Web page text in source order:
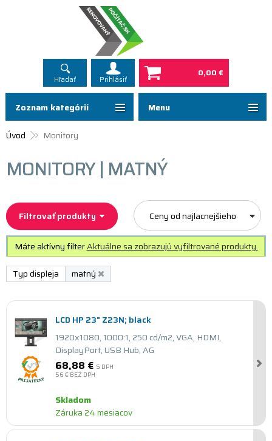
Hľadať Prihlásiť
0,00 €
Menu
Úvod Monitory
MONITORY | MATNÝ
Filtrovať produkty Ceny od najlacnejšieho
Máte aktívny filterAktuálne sa zobrazujú vyfiltrované produkty.
Typ displeja matný
LCD HP 23" Z23N; black
1920x1080, 1000:1, 250 cd/m2, VGA, HDMI,
DisplayPort, USB Hub, AG
68,88 € S DPH
56 € BEZ DPH
Skladom
Záruka 24 mesiacov
Zoznam kategórií